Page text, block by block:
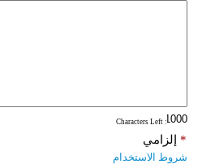
: Characters Left
إلزامي *
شروط الاستخدام